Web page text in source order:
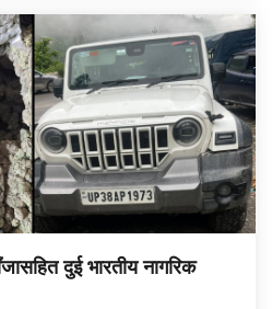
दुई भारतीय नागरिक